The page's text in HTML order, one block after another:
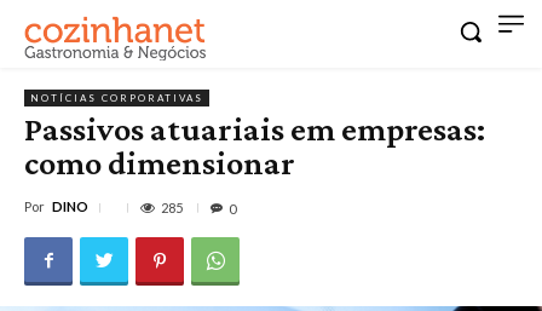
NOTÍCIAS CORPORATIVAS
Passivos atuariais em empresas:
como dimensionar
Por DINO 285 0